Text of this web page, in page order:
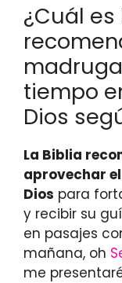
¿Cuál
tiempo
Dios
La Biblia
aprovechar
Dios para
y recibir su
en pasajes
mañana, oh
me